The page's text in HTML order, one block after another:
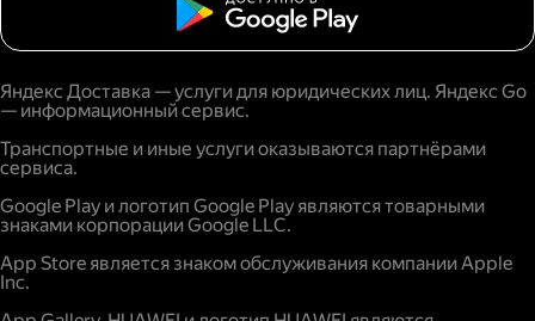
Яндекс Доставка — услуги для юридических лиц. Яндекс Go
— информационный сервис.
Транспортные и иные услуги оказываются партнёрами
сервиса.
Google Play и логотип Google Play являются товарными
знаками корпорации Google LLC.
App Store является знаком обслуживания компании Apple
Inc.